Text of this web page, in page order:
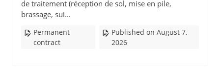
de traitement (réception de sol, mise en pile,
brassage, sui...
Permanent
contract
Published on August 7,
2026